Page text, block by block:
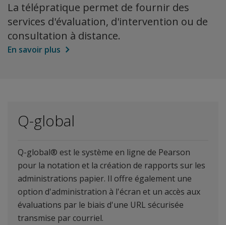
La télépratique permet de fournir des
services d'évaluation, d'intervention ou de
consultation à distance.
En savoir plus
Q-global
Q-global® est le système en ligne de Pearson
pour la notation et la création de rapports sur les
administrations papier. Il offre également une
option d'administration à l'écran et un accès aux
évaluations par le biais d'une URL sécurisée
transmise par courriel.